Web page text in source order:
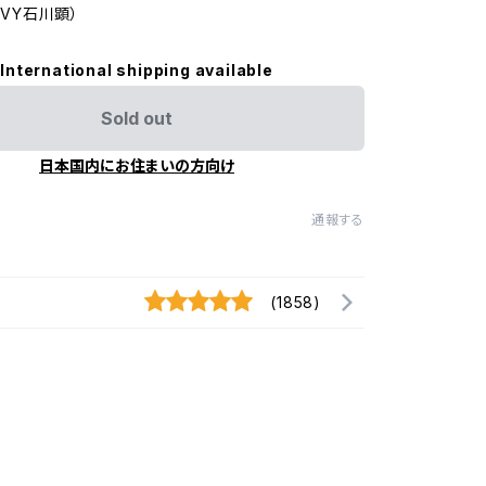
石川顕）
International shipping available
Sold out
日本国内にお住まいの方向け
通報する
(1858)